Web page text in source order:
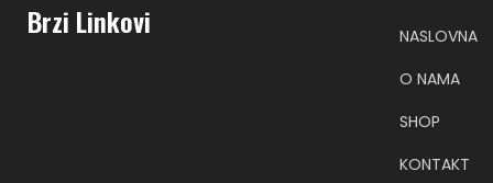
Brzi Linkovi
NASLOVNA
O NAMA
SHOP
KONTAKT